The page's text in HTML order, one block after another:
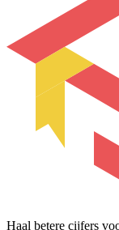
Haal betere cijfers